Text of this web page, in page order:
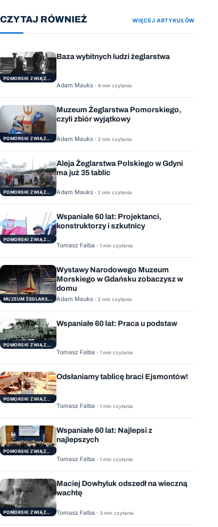
CZYTAJ RÓWNIEŻ WIĘCEJ ARTYKUŁÓW
POMORSKI ZWIĄZEK ŻEGLARSKI
Baza wybitnych ludzi żeglarstwa
Adam Mauks · 4 min czytania
POMORSKI ZWIĄZEK ŻEGLARSKI
Muzeum Żeglarstwa Pomorskiego,
czyli zbiór wyjątkowy
Adam Mauks · 2 min czytania
POMORSKI ZWIĄZEK ŻEGLARSKI
Aleja Żeglarstwa Polskiego w Gdyni
ma już 35 tablic
Adam Mauks · 2 min czytania
POMORSKI ZWIĄZEK ŻEGLARSKI
Wspaniałe 60 lat: Projektanci,
konstruktorzy i szkutnicy
Tomasz Falba · 1 min czytania
MUZEUM ŻEGLARSTWA POMORSKIEGO
Wystawy Narodowego Muzeum
Morskiego w Gdańsku zobaczysz w
domu
Adam Mauks · 2 min czytania
POMORSKI ZWIĄZEK ŻEGLARSKI
Wspaniałe 60 lat: Praca u podstaw
Tomasz Falba · 1 min czytania
POMORSKI ZWIĄZEK ŻEGLARSKI
Odsłaniamy tablicę braci Ejsmontów!
Tomasz Falba · 1 min czytania
POMORSKI ZWIĄZEK ŻEGLARSKI
Wspaniałe 60 lat: Najlepsi z
najlepszych
Tomasz Falba · 1 min czytania
POMORSKI ZWIĄZEK ŻEGLARSKI
Maciej Dowhyluk odszedł na wieczną
wachtę
Tomasz Falba · 3 min czytania